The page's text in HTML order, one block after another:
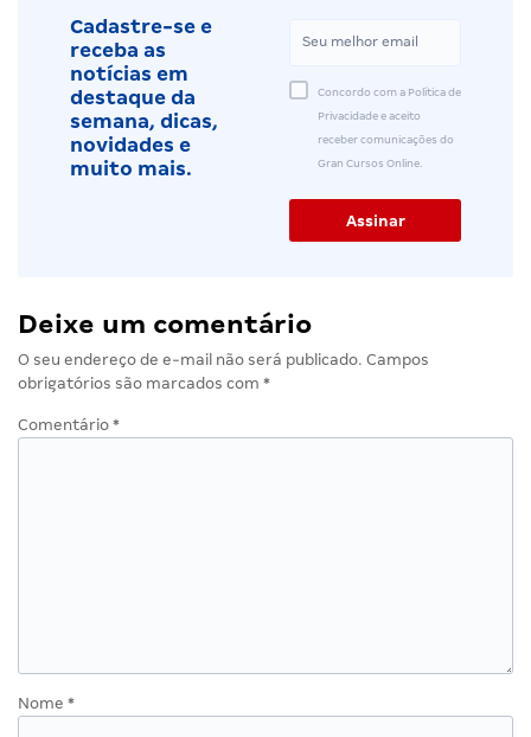
Cadastre-se e
receba as
notícias em
destaque da
semana, dicas,
novidades e
muito mais.
Concordo com a Política de
Privacidade e aceito
receber comunicações do
Gran Cursos Online.
Deixe um comentário
O seu endereço de e-mail não será publicado. Campos
obrigatórios são marcados com *
Comentário *
Nome *